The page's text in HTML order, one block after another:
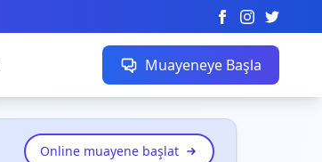
Muayeneye Başla
Online muayene başlat